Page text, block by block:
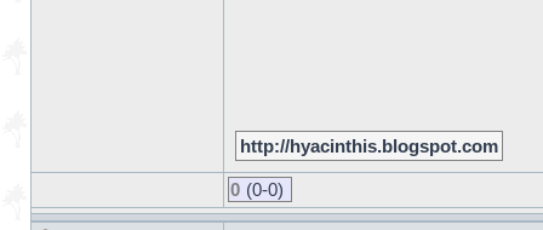
http://hyacinthis.blogspot.com
0 (0-0)